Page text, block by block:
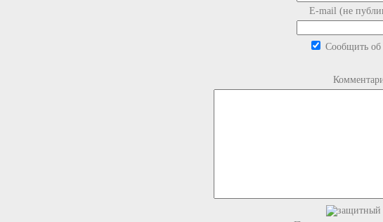
E-mail (не
Сообщить об